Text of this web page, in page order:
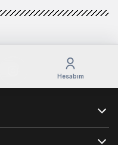
Hesabım